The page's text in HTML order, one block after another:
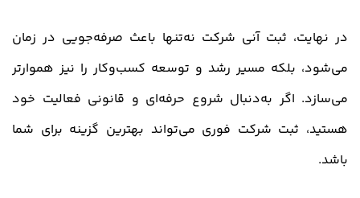
در نهایت، ثبت آنی شرکت نه‌تنها باعث صرفه‌جویی در زمان
می‌شود، بلکه مسیر رشد و توسعه کسب‌وکار را نیز هموارتر
می‌سازد. اگر به‌دنبال شروع حرفه‌ای و قانونی فعالیت خود
هستید، ثبت شرکت فوری می‌تواند بهترین گزینه برای شما
باشد.